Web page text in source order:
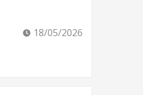
18/05/2026